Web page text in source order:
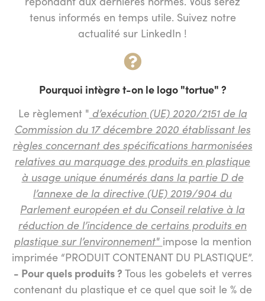
tenus informés en temps utile. Suivez notre
actualité sur LinkedIn !
Pourquoi intègre t-on le logo "tortue" ?
Le règlement " d’exécution (UE) 2020/2151 de la
Commission du 17 décembre 2020 établissant les
règles concernant des spécifications harmonisées
relatives au marquage des produits en plastique
à usage unique énumérés dans la partie D de
l’annexe de la directive (UE) 2019/904 du
Parlement européen et du Conseil relative à la
réduction de l’incidence de certains produits en
plastique sur l’environnement" impose la mention
imprimée “PRODUIT CONTENANT DU PLASTIQUE”.
- Pour quels produits ? Tous les gobelets et verres
contenant du plastique et ce quel que soit le % de